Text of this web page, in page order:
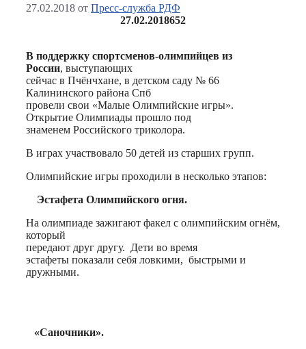
27.02.2018 от Пресс-служба РДФ
27.02.2018652
В поддержку спортсменов-олимпийцев из
России, выступающих
сейчас в Пчёнчхане, в детском саду № 66
Калининского района Спб
провели свои «Малые Олимпийские игры».
Открытие Олимпиады прошло под
знаменем Российского триколора.
В играх участвовало 50 детей из старших групп.
Олимпийские игры проходили в несколько этапов:
Эстафета Олимпийского огня.
На олимпиаде зажигают факел с олимпийским огнём,
который
передают друг другу. Дети во время
эстафеты показали себя ловкими, быстрыми и
дружными.
«Саночники».